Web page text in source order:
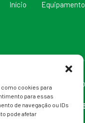
cookies para
para essas
de navegação ou IDs
pode afetar
Início
9153